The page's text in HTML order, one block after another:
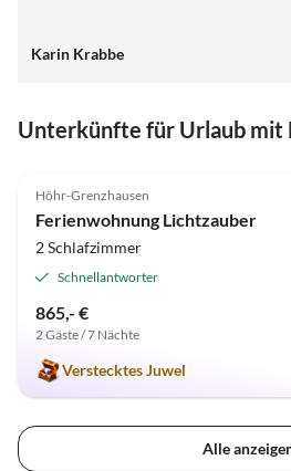
Karin Krabbe
Unterkünfte für Urlaub mit
Höhr-Grenzhausen
Ferienwohnung Lichtzauber
2 Schlafzimmer
Schnellantworter
865,- €
2 Gäste / 7 Nächte
Verstecktes Juwel
Alle